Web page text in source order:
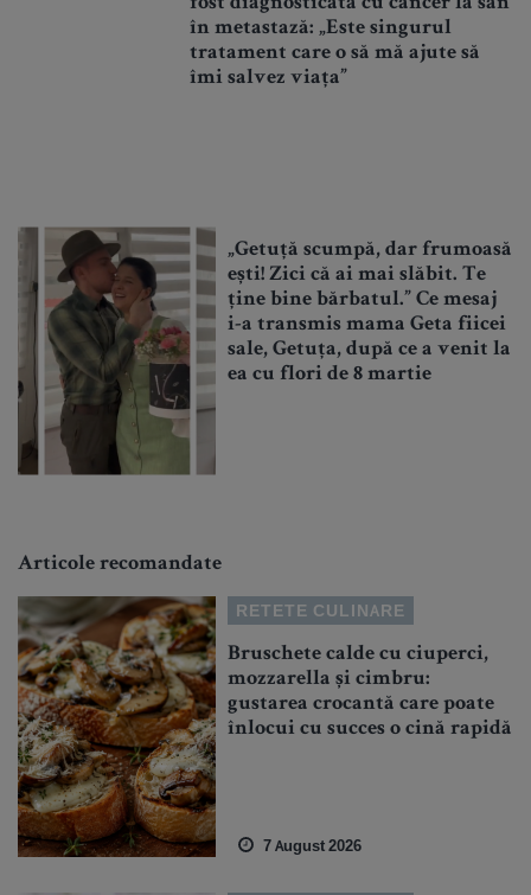
în metastază: „Este singurul
tratament care o să mă ajute să
îmi salvez viața”
„Getuță scumpă, dar frumoasă
ești! Zici că ai mai slăbit. Te
ține bine bărbatul.” Ce mesaj
i-a transmis mama Geta fiicei
sale, Getuța, după ce a venit la
ea cu flori de 8 martie
Articole recomandate
RETETE CULINARE
Bruschete calde cu ciuperci,
mozzarella și cimbru:
gustarea crocantă care poate
înlocui cu succes o cină rapidă
7 August 2026